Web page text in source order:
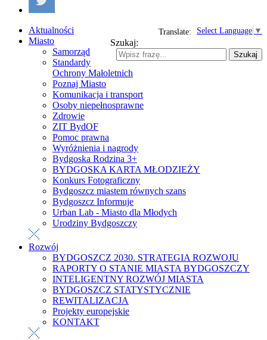
Select Language ▼
Translate:
Szukaj:
Szukaj
Aktualności
Miasto
Samorząd
Standardy
Ochrony Małoletnich
Poznaj Miasto
Komunikacja i transport
Osoby niepełnosprawne
Zdrowie
ZIT BydOF
Pomoc prawna
Wyróżnienia i nagrody
Bydgoska Rodzina 3+
BYDGOSKA KARTA MŁODZIEŻY
Konkurs Fotograficzny
Bydgoszcz miastem równych szans
Bydgoszcz Informuje
Urban Lab - Miasto dla Młodych
Urodziny Bydgoszczy
Rozwój
BYDGOSZCZ 2030. STRATEGIA ROZWOJU
RAPORTY O STANIE MIASTA BYDGOSZCZY
INTELIGENTNY ROZWÓJ MIASTA
BYDGOSZCZ STATYSTYCZNIE
REWITALIZACJA
Projekty europejskie
KONTAKT